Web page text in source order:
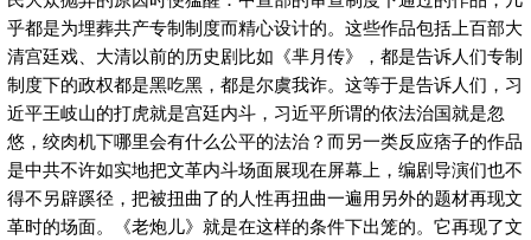
乎都是为埋葬共产专制制度而精心设计的。这些作品包括上百部大
清宫廷戏、大清以前的历史剧比如《芈月传》，都是告诉人们专制
制度下的政权都是黑吃黑，都是尔虞我诈。这等于是告诉人们，习
近平王岐山的打虎就是宫廷内斗，习近平所谓的依法治国就是忽
悠，绞肉机下哪里会有什么公平的法治？而另一类反应痞子的作品
是中共不许如实地把文革内斗场面展现在屏幕上，编剧导演们也不
得不另辟蹊径，把被扭曲了的人性再扭曲一遍用另外的题材再现文
革时的场面。《老炮儿》就是在这样的条件下出笼的。它再现了文